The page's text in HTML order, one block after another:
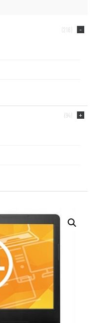
(218)
(94)